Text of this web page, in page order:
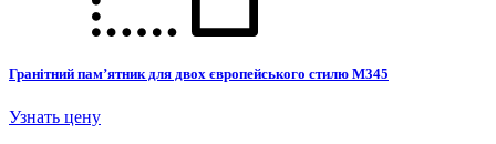
Гранітний пам’ятник для двох європейського стилю М345
Узнать цену